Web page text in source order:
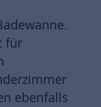
für
ebenfalls